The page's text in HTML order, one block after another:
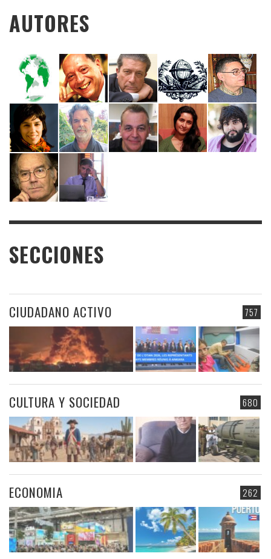
AUTORES
SECCIONES
757
CIUDADANO ACTIVO
680
CULTURA Y SOCIEDAD
262
ECONOMIA